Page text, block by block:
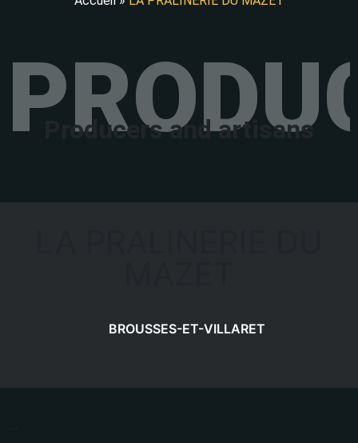
Producers and artisans
BROUSSES-ET-VILLARET